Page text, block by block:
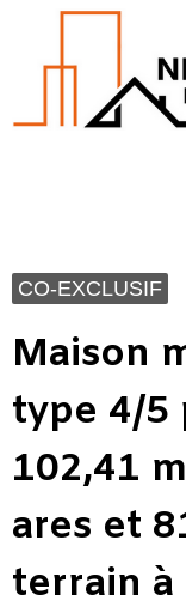
CO-EXCLUSIF
Maison
type 4/5
102,41
ares et
terrain à